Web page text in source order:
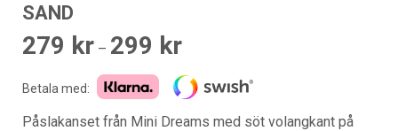
SAND
279 kr – 299 krPrisintervall:
till
Betala med:
Påslakanset från Mini Dreams med söt volangkant på